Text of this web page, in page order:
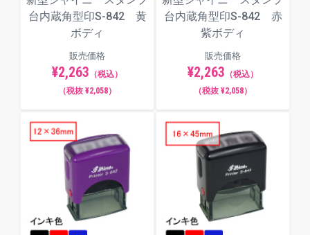
ポップ体
台内蔵角型印S-842 黄
ボディ
販売価格
¥2,263 （税込）
（税抜 ¥2,058）
台内蔵角型印S-842 赤
紫ボディ
販売価格
¥2,263 （税込）
（税抜 ¥2,058）